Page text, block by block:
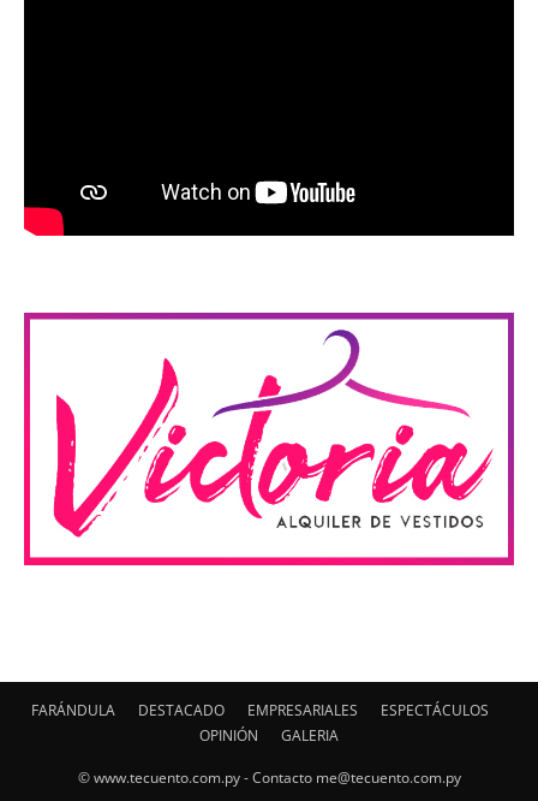
FARÁNDULA DESTACADO EMPRESARIALES
ESPECTÁCULOS
OPINIÓN
GALERIA
© www.tecuento.com.py - Contacto me@tecuento.com.py